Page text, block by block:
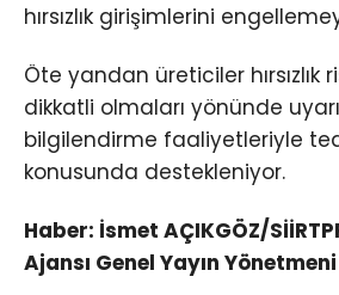
hırsızlık girişimlerini
Öte yandan üreticiler hırsızlık
dikkatli olmaları yönünde
bilgilendirme faaliyetleriyle
konusunda destekleniyor.
Haber: İsmet AÇIKGÖZ/
Ajansı Genel Yayın Yönetmeni